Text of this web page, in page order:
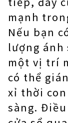
mạnh
Nếu bạn
lượng ánh
một vị trí
có thể
xỉ thời con
sàng.